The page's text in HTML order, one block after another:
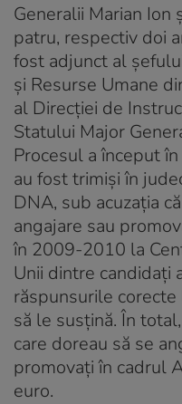
Generalii Marian Ion
patru, respectiv doi
fost adjunct al
şi Resurse Umane
al Direcţiei de
Statului Major
Procesul a început
au fost trimişi în
DNA, sub acuzaţia
angajare sau
în 2009-2010 la
Unii dintre candidaţi
răspunsurile
să le susţină. În
care doreau să se
promovaţi în cadrul
euro.